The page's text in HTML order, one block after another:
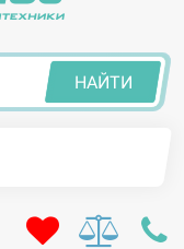
НАЙТИ